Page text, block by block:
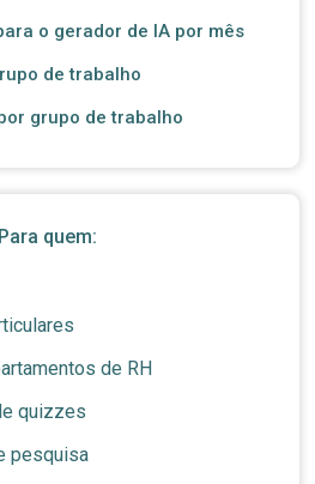
o gerador de IA por mês
de trabalho
grupo de trabalho
Para quem:
de RH
quizzes
pesquisa